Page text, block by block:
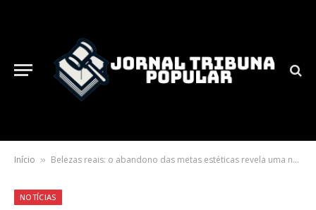
Início » Belezas reais: o abandono das metas estéticas revela uma nova era de autenticidade?
NOTÍCIAS